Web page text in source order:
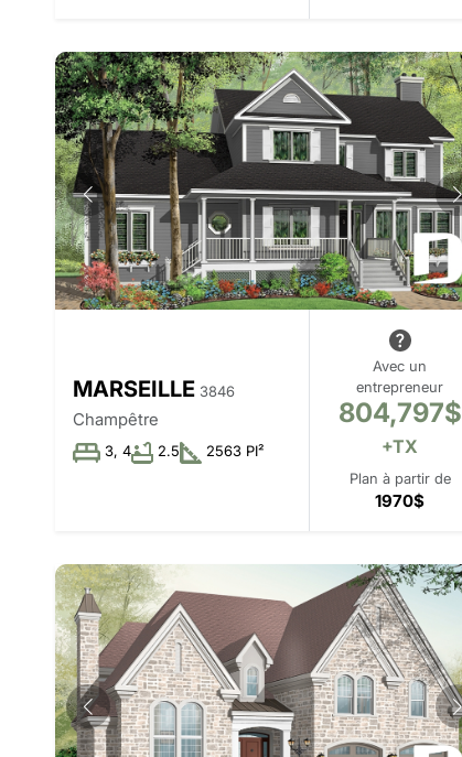
MARSEILLE 3846
Champêtre
3, 4 2.5 2563 PI²
Avec un
entrepreneur
804,797$
+TX
Plan à partir de
1970$